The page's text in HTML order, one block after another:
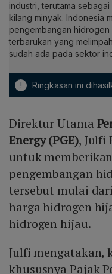
industri, terutama
kilang minyak. Indonesia
pengembangan
terbarukan yang
sudah ada pada sektor
! Ringkasan ini
Direktur Utama
Energy (PGE), Julfi
untuk
pengembangan
tersebut mulai
harga hidrogen
hidrogen hijau.
Julfi mengatakan,
khususnya Pajak